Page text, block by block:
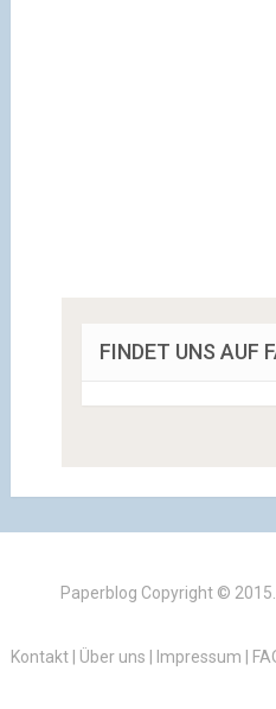
FINDET UNS AUF
Paperblog Copyright © 2015.
Kontakt| Über uns Impressum